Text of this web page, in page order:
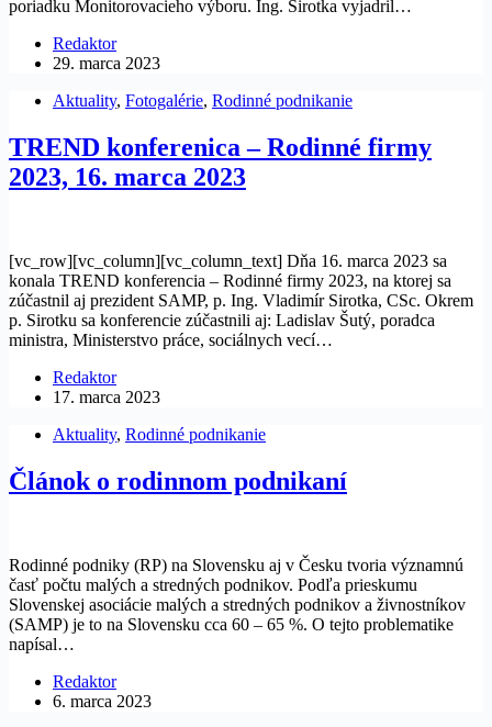
poriadku Monitorovacieho výboru. Ing. Sirotka vyjadril…
Redaktor
29. marca 2023
Aktuality, Fotogalérie, Rodinné podnikanie
TREND konferenica – Rodinné firmy
2023, 16. marca 2023
[vc_row][vc_column][vc_column_text] Dňa 16. marca 2023 sa
konala TREND konferencia – Rodinné firmy 2023, na ktorej sa
zúčastnil aj prezident SAMP, p. Ing. Vladimír Sirotka, CSc. Okrem
p. Sirotku sa konferencie zúčastnili aj: Ladislav Šutý, poradca
ministra, Ministerstvo práce, sociálnych vecí…
Redaktor
17. marca 2023
Aktuality, Rodinné podnikanie
Článok o rodinnom podnikaní
Rodinné podniky (RP) na Slovensku aj v Česku tvoria významnú
časť počtu malých a stredných podnikov. Podľa prieskumu
Slovenskej asociácie malých a stredných podnikov a živnostníkov
(SAMP) je to na Slovensku cca 60 – 65 %. O tejto problematike
napísal…
Redaktor
6. marca 2023